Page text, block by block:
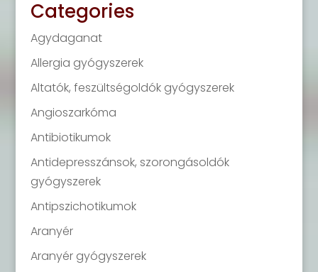
Categories
Agydaganat
Allergia gyógyszerek
Altatók, feszültségoldók gyógyszerek
Angioszarkóma
Antibiotikumok
Antidepresszánsok, szorongásoldók
gyógyszerek
Antipszichotikumok
Aranyér
Aranyér gyógyszerek